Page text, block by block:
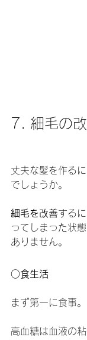
7. 細毛の
丈夫な髪を作る
でしょうか。
細毛を改善する
ってしまった状
ありません。
○食生活
まず第一に食事。
高血糖は血液の